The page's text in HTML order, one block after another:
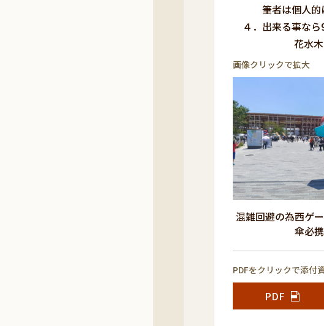
筆者は個人的に
４．出来る事なら
花水木の皆さ
画像クリックで拡大
混雑回避の為西ゲ
傘必携
PDFをクリックで添付
PDF